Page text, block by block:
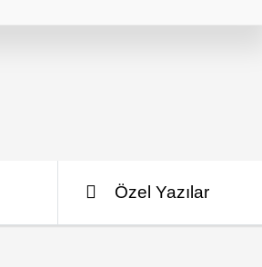
Özel Yazılar